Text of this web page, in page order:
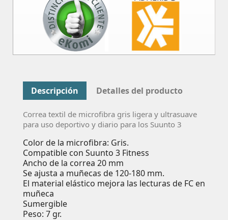
Descripción Detalles del producto
Correa textil de microfibra gris ligera y ultrasuave
para uso deportivo y diario para los Suunto 3
Color de la microfibra: Gris.
Compatible con Suunto 3 Fitness
Ancho de la correa 20 mm
Se ajusta a muñecas de 120-180 mm.
El material elástico mejora las lecturas de FC en
muñeca
Sumergible
Peso: 7 gr.